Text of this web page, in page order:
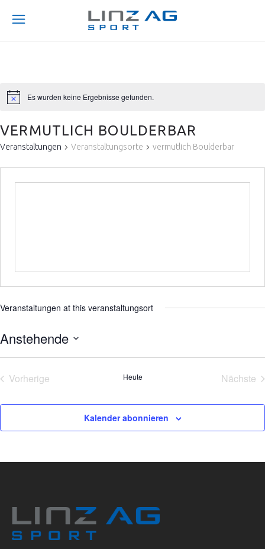
Es wurden keine Ergebnisse gefunden.
VERMUTLICH BOULDERBAR
Veranstaltungen Veranstaltungsorte vermutlich Boulderbar
Veranstaltungen at this veranstaltungsort
Anstehende
Datum
Vorherige
Heute
Nächste
Kalender abonnieren